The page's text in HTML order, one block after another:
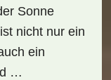
Sonne
nicht nur ein
ein
…